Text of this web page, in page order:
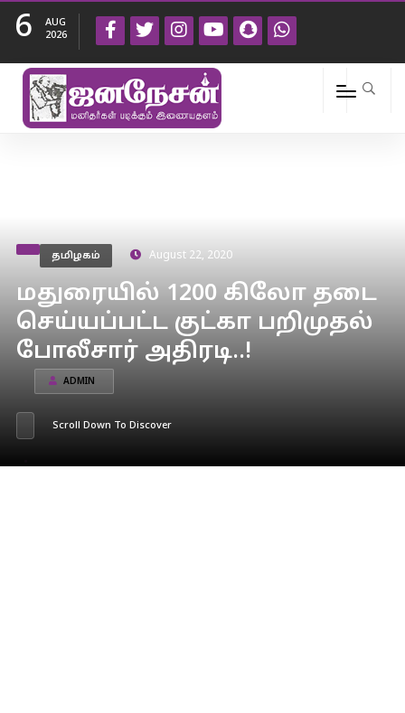
6
AUG
2026
தமிழகம் August 22, 2020
மதுரையில் 1200 கிலோ தடை
செய்யப்பட்ட குட்கா பறிமுதல்
போலீசார் அதிரடி..!
ADMIN
Scroll Down To Discover